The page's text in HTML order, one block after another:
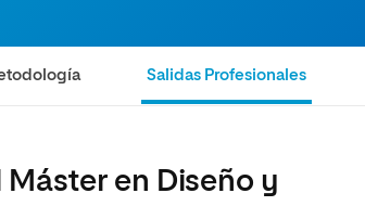
Salidas Profesionales
en Diseño y